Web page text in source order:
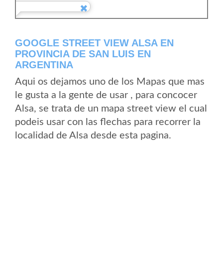
GOOGLE STREET VIEW ALSA EN
PROVINCIA DE SAN LUIS EN
ARGENTINA
Aqui os dejamos uno de los Mapas que mas
le gusta a la gente de usar , para concocer
Alsa, se trata de un mapa street view el cual
podeis usar con las flechas para recorrer la
localidad de Alsa desde esta pagina.